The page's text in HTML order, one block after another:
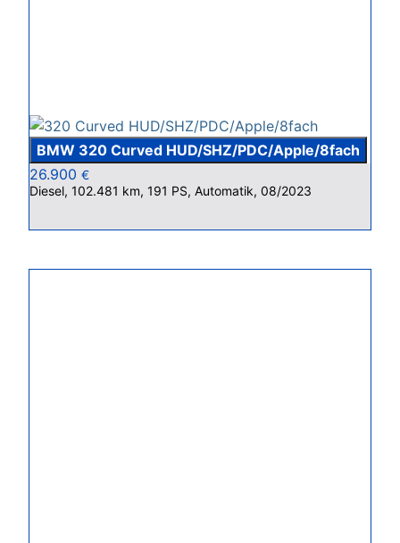
BMW 320 Curved HUD/SHZ/PDC/Apple/8fach
26.900 €
Diesel, 102.481 km, 191 PS, Automatik, 08/2023